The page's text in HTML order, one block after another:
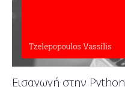
Εισαγωγή στην Python